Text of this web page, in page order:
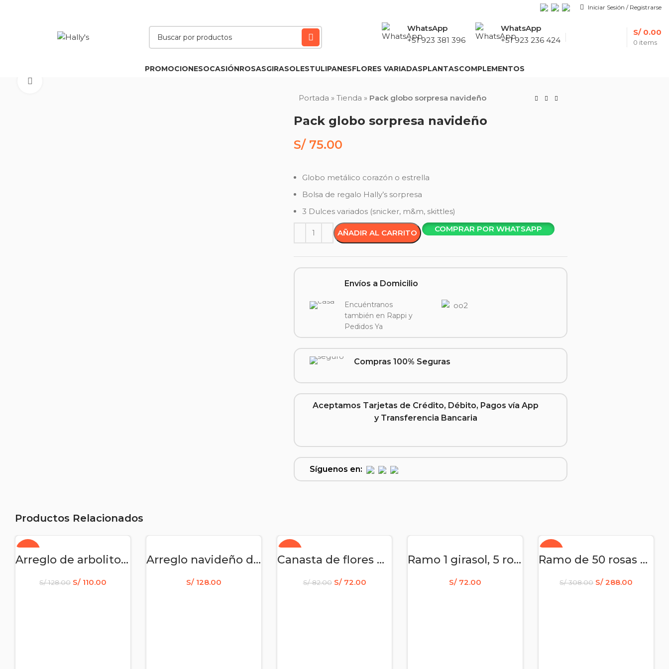
Iniciar Sesión / Registrarse
WhatsApp
+51 923 381 396
WhatsApp
+51 923 236 424
0 items
S/0.00
PROMOCIONESOCASIÓNROSASGIRASOLESTULIPANESFLORES VARIADASPLANTASCOMPLEMENTOS
Portada »Tienda » Pack globo sorpresa navideño
Pack globo sorpresa navideño
S/75.00
Globo metálico corazón o estrella
Bolsa de regalo Hally’s sorpresa
3 Dulces variados (snicker, m&m, skittles)
AÑADIR AL CARRITO COMPRAR POR WHATSAPP
Envíos a Domicilio
Encuéntranos
también en Rappi y
Pedidos Ya
Compras 100% Seguras
Aceptamos Tarjetas de Crédito, Débito, Pagos vía App
y Transferencia Bancaria
Síguenos en:
Productos Relacionados
Arreglo de arbolito de navidad con rosas y pompos
S/128.00 S/110.00
Arreglo navideño de 3 rosas peluche chocolate y globo
S/128.00
Canasta de flores Amarillas
S/82.00 S/72.00
Ramo 1 girasol, 5 rosas y astromelias
S/ 72.00
Ramo de 50 rosas amarillas
S/308.00 S/ 288.00